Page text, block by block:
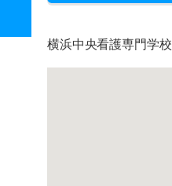
横浜中央看護専門学校